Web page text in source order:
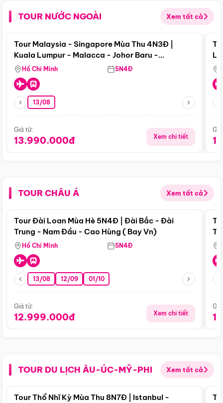
TOUR NƯỚC NGOÀI Xem tất cả
Điểm nổi bật
Tour Malaysia - Singapore Mùa Thu 4N3Đ |
Kuala Lumpur - Malacca - Johor Baru -
Singapore
Hồ Chí Minh 5N4Đ
13/08
Giá từ:
13.990.000đ Xem chi tiết
TOUR CHÂU Á Xem tất cả
Điểm nổi bật
Tour Đài Loan Mùa Hè 5N4Đ | Đài Bắc - Đài
Trung - Nam Đầu - Cao Hùng ( Bay Vn)
Hồ Chí Minh 5N4Đ
13/08 12/09 01/10
Giá từ:
12.999.000đ Xem chi tiết
TOUR DU LỊCH ÂU-ÚC-MỸ-PHI Xem tất cả
Điểm nổi bật
Tour Thổ Nhĩ Kỳ Mùa Thu 8N7Đ | Istanbul -